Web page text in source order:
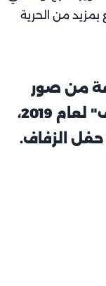
من الحرية
من صور
فساتين زفاف "جيمي معلوف" لعام 2019،
الزفاف.